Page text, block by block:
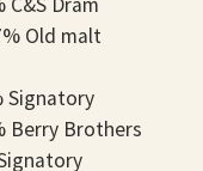
Old malt
Signatory
Berry Brothers